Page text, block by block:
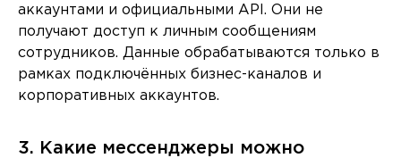
аккаунтами и официальными API. Они не
получают доступ к личным сообщениям
сотрудников. Данные обрабатываются только в
рамках подключённых бизнес-каналов и
корпоративных аккаунтов.
3. Какие мессенджеры можно